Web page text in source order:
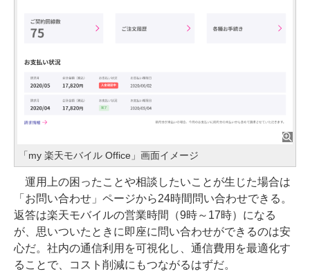
「my 楽天モバイル Office」画面イメージ
運用上の困ったことや相談したいことが生じた場合は
「お問い合わせ」ページから24時間問い合わせできる。
返答は楽天モバイルの営業時間（9時～17時）になる
が、思いついたときに即座に問い合わせができるのは安
心だ。社内の通信利用を可視化し、通信費用を最適化す
ることで、コスト削減にもつながるはずだ。